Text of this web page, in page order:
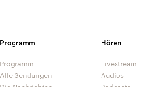
Programm
Programm
Alle Sendungen
Hören
Livestream
Audios